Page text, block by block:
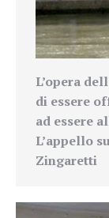
L’opera
di essere
ad essere
L’appello
Zingaretti